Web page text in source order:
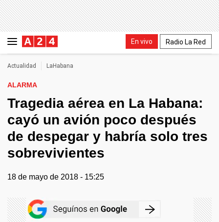
En vivo Radio La Red
Actualidad LaHabana
ALARMA
Tragedia aérea en La Habana:
cayó un avión poco después
de despegar y habría solo tres
sobrevivientes
18 de mayo de 2018 - 15:25